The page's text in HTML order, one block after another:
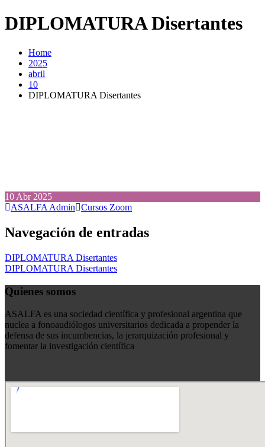
DIPLOMATURA Disertantes
Home
2025
abril
10
DIPLOMATURA Disertantes
10 Abr 2025
ASALFA Admin
Cursos Zoom
Navegación de entradas
DIPLOMATURA Disertantes
DIPLOMATURA Disertantes
Quienes somos
ASALFA es una sociedad científica y profesional argentina que
nuclea a fonoaudiólogos universitarios dedicada a propender la
defensa de sus incumbencias, la jerarquización profesional y
fomentar la investigación científica